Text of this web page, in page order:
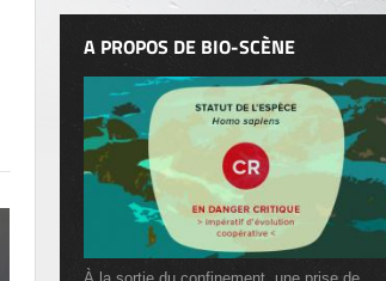
A PROPOS DE BIO-SCÈNE